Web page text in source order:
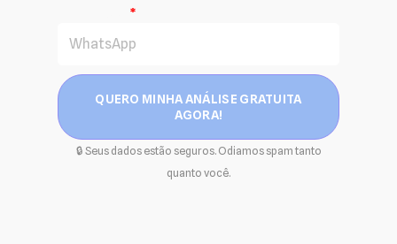
QUERO MINHA ANÁLISE GRATUITA
AGORA!
🔒 Seus dados estão seguros. Odiamos spam tanto
quanto você.